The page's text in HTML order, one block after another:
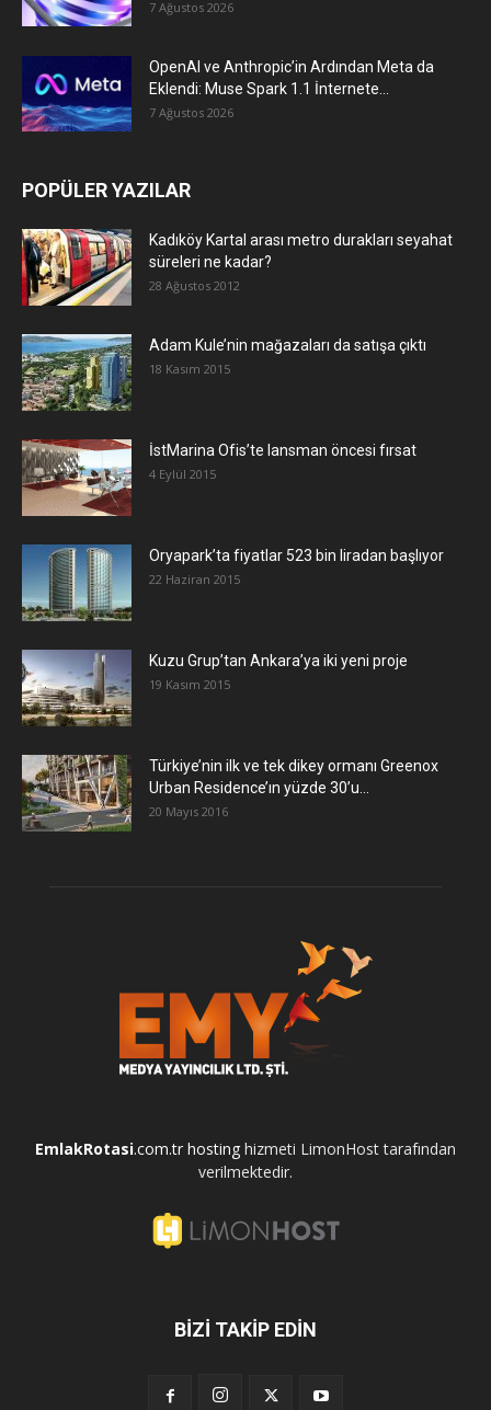
7 Ağustos 2026
OpenAI ve Anthropic’in Ardından Meta da
Eklendi: Muse Spark 1.1 İnternete...
7 Ağustos 2026
POPÜLER YAZILAR
Kadıköy Kartal arası metro durakları seyahat
süreleri ne kadar?
28 Ağustos 2012
Adam Kule’nin mağazaları da satışa çıktı
18 Kasım 2015
İstMarina Ofis’te lansman öncesi fırsat
4 Eylül 2015
Oryapark’ta fiyatlar 523 bin liradan başlıyor
22 Haziran 2015
​Kuzu Grup’tan Ankara’ya iki yeni proje
19 Kasım 2015
Türkiye’nin ilk ve tek dikey ormanı Greenox
Urban Residence’ın yüzde 30’u...
20 Mayıs 2016
EmlakRotasi.com.tr hosting hizmeti LimonHost tarafından
verilmektedir.
BİZİ TAKİP EDİN